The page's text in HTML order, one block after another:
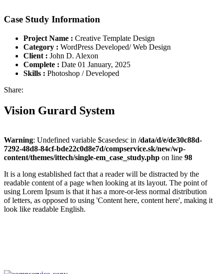
Case Study Information
Project Name : Creative Template Design
Category : WordPress Developed/ Web Design
Client : John D. Alexon
Complete : Date 01 January, 2025
Skills : Photoshop / Developed
Share:
Vision Gurard System
Warning: Undefined variable $casedesc in /data/d/e/de30c88d-
7292-48d8-84cf-bde22c0d8e7d/compservice.sk/new/wp-
content/themes/ittech/single-em_case_study.php on line 98
It is a long established fact that a reader will be distracted by the
readable content of a page when looking at its layout. The point of
using Lorem Ipsum is that it has a more-or-less normal distribution
of letters, as opposed to using 'Content here, content here', making it
look like readable English.